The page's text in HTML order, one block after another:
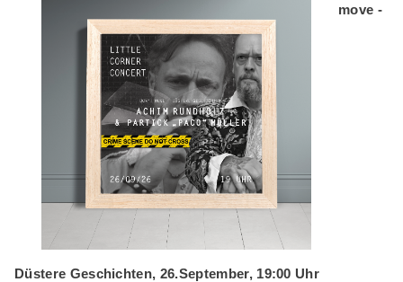
move -
Düstere Geschichten, 26.September, 19:00 Uhr